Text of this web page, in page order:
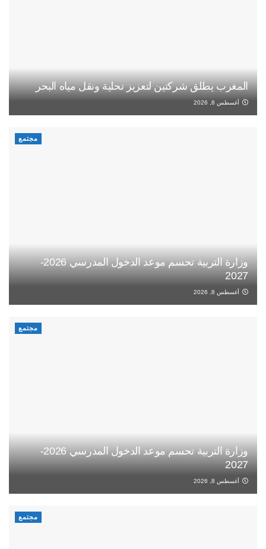
المغرب يطلق شركتين لتعزيز تحلية ونقل مياه البحر
أغسطس 8, 2026
مجتمع
وزارة التربية تحسم موعد الدخول المدرسي 2026-
2027
أغسطس 8, 2026
مجتمع
وزارة التربية تحسم موعد الدخول المدرسي 2026-
2027
أغسطس 8, 2026
مجتمع